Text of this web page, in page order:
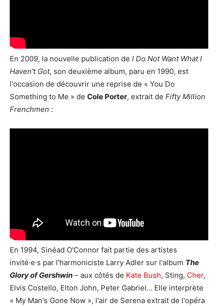
En 2009, la nouvelle publication de I Do Not Want What I
Haven't Got, son deuxième album, paru en 1990, est
l'occasion de découvrir une reprise de « You Do
Something to Me » de Cole Porter, extrait de Fifty Million
Frenchmen :
En 1994, Sinéad O'Connor fait partie des artistes
invité·e·s par l'harmoniciste Larry Adler sur l'album The
Glory of Gershwin – aux côtés de Kate Bush, Sting, Cher,
Elvis Costello, Elton John, Peter Gabriel... Elle interprète
« My Man's Gone Now », l'air de Serena extrait de l'opéra